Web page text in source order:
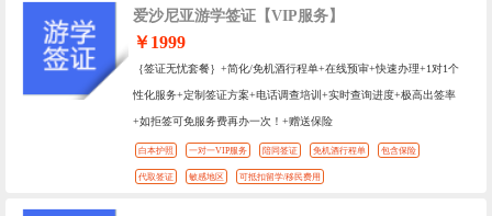
爱沙尼亚游学签证【VIP服务】
￥1999
｛签证无忧套餐｝+简化/免机酒行程单+在线预审+快速办理+1对1个
性化服务+定制签证方案+电话调查培训+实时查询进度+极高出签率
+如拒签可免服务费再办一次！+赠送保险
白本护照 一对一VIP服务 陪同签证 免机酒行程单 包含保险
代取签证 敏感地区 可抵扣留学/移民费用